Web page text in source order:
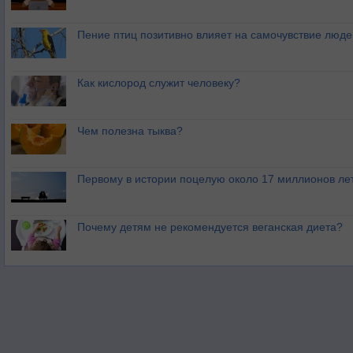
Пение птиц позитивно влияет на самочувствие
Как кислород служит человеку?
Чем полезна тыква?
Первому в истории поцелую около 17 миллионов
Почему детям не рекомендуется веганская диета?